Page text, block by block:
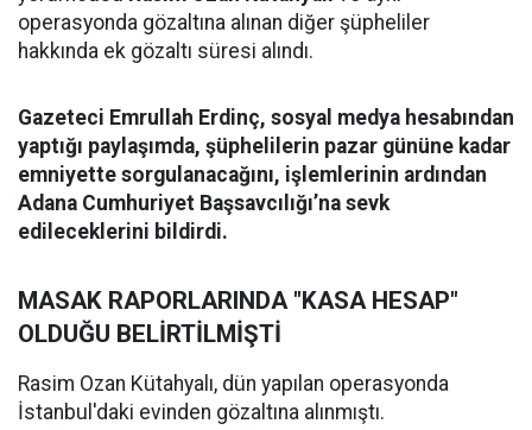
operasyonda gözaltına alınan diğer şüpheliler
hakkında ek gözaltı süresi alındı.
Gazeteci Emrullah Erdinç, sosyal medya hesabından
yaptığı paylaşımda, şüphelilerin pazar gününe kadar
emniyette sorgulanacağını, işlemlerinin ardından
Adana Cumhuriyet Başsavcılığı’na sevk
edileceklerini bildirdi.
MASAK RAPORLARINDA "KASA HESAP"
OLDUĞU BELİRTİLMİŞTİ
Rasim Ozan Kütahyalı, dün yapılan operasyonda
İstanbul'daki evinden gözaltına alınmıştı.